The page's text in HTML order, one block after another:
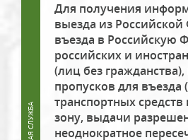
Для получения
выезда из
въезда в Российскую
российских и
(лиц без
пропусков для въезда
транспортных
зону, выдачи
неоднократное